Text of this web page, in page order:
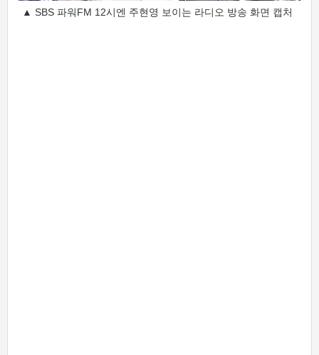
▲ SBS 파워FM 12시엔 주현영 보이는 라디오 방송 화면 캡처